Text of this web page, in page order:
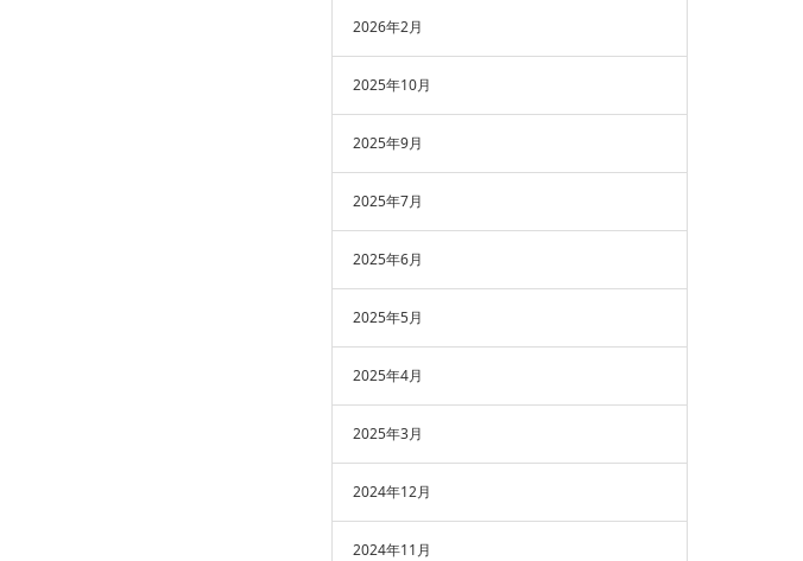
2026年2月
2025年10月
2025年9月
2025年7月
2025年6月
2025年5月
2025年4月
2025年3月
2024年12月
2024年11月